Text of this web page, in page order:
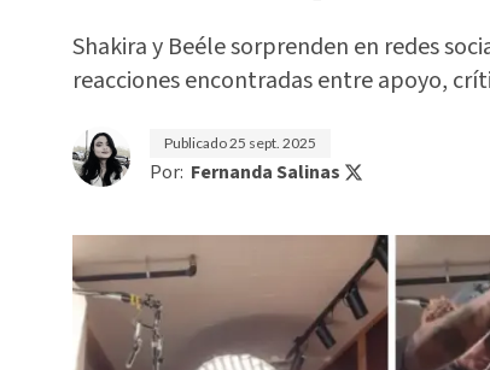
Shakira y Beéle sorprenden en redes
reacciones encontradas entre apoyo,
Publicado25 sept. 2025
Por: Fernanda Salinas